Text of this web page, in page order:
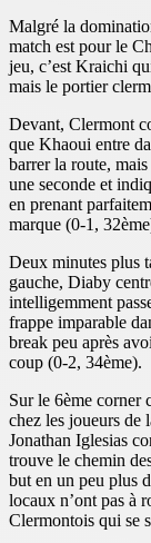
Malgré la
match est pour le
jeu, c’est Kraichi
mais le portier
Devant, Clermont
que Khaoui entre
barrer la route,
une seconde et
en prenant
marque (0-1,
Deux minutes plus
gauche, Diaby
intelligemment
frappe imparable
break peu après
coup (0-2, 34ème).
Sur le 6ème corner
chez les joueurs de
Jonathan Iglesias
trouve le chemin
but en un peu plus
locaux n’ont pas à
Clermontois qui se